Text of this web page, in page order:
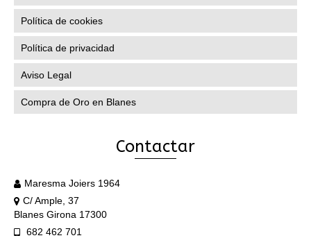
Política de cookies
Política de privacidad
Aviso Legal
Compra de Oro en Blanes
Contactar
Maresma Joiers 1964
C/ Ample, 37
Blanes Girona 17300
682 462 701